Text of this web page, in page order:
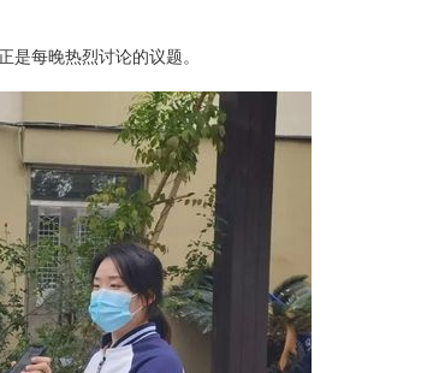
是每晚热烈讨论的议题。